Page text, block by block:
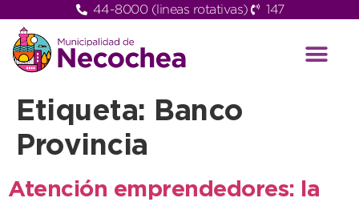
44-8000 (lineas rotativas) 147
Etiqueta:
Banco
Provincia
Atención emprendedores: la